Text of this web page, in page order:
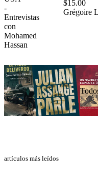
$15.00
Grégoire
artículos más leídos